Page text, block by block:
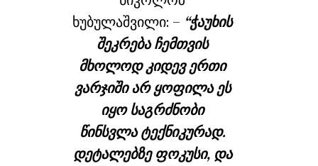
ხუბულაშვილი: – “ჭაუხის
შეკრება ჩემთვის
მხოლოდ კიდევ ერთი
ვარჯიში არ ყოფილა ეს
იყო საგრძნობი
წინსვლა ტექნიკურად.
დეტალებზე ფოკუსი, და